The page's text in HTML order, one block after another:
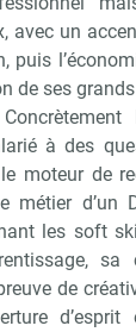
avec un
puis
de ses
à des
moteur de
métier d’un
les soft
de